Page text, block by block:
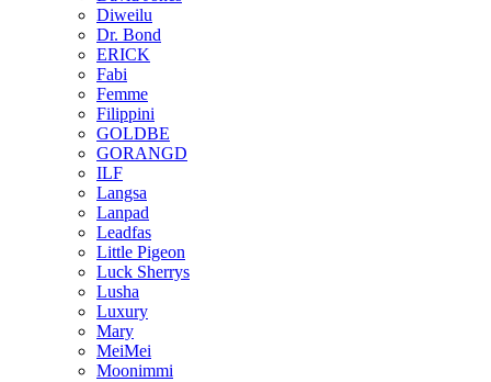
Diweilu
Dr. Bond
ERICK
Fabi
Femme
Filippini
GOLDBE
GORANGD
ILF
Langsa
Lanpad
Leadfas
Little Pigeon
Luck Sherrys
Lusha
Luxury
Mary
MeiMei
Moonimmi